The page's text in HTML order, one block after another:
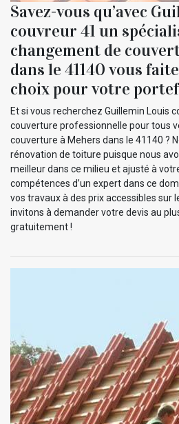
Savez-vous qu’avec
couvreur 41 un
changement de
dans le 41140 vous
choix pour votre
Et si vous recherchez Guillemin Louis
couverture professionnelle pour tous
couverture à Mehers dans le 41140 ?
rénovation de toiture puisque nous
meilleur dans ce milieu et ajusté à
compétences d’un expert dans ce
vos travaux à des prix accessibles sur
invitons à demander votre devis au
gratuitement !